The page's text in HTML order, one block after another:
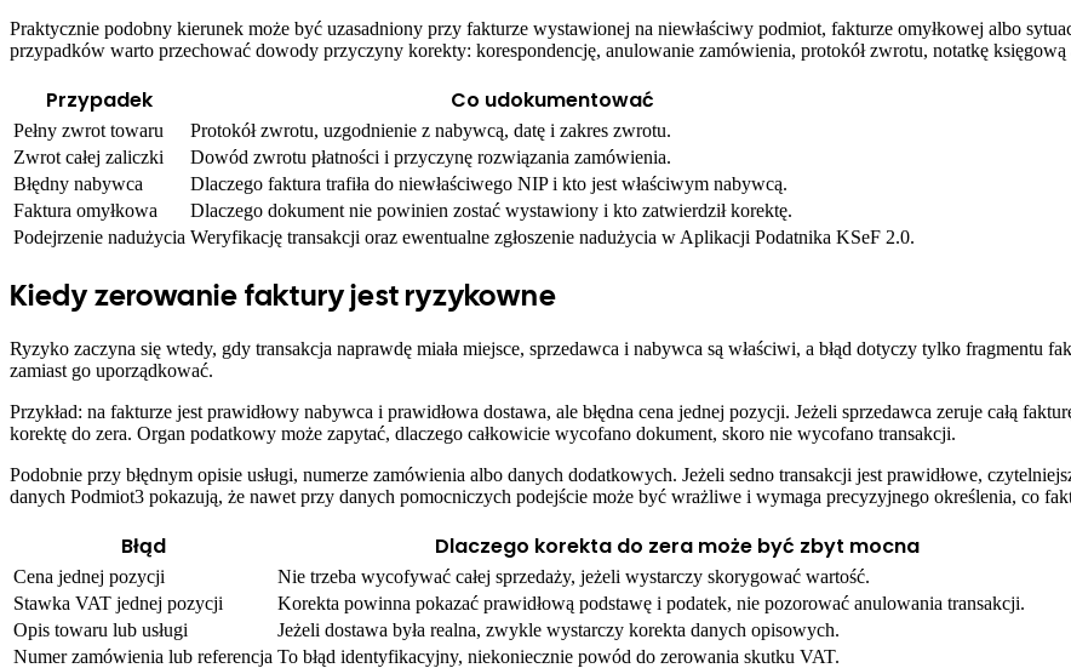
Praktycznie podobny kierunek może być uzasadniony przy fakturze wystawionej na niewłaściwy podmiot, fakturze omyłkowej albo
przypadków warto przechować dowody przyczyny korekty: korespondencję, anulowanie zamówienia, protokół zwrotu, notatkę
Przypadek Co udokumentować
Pełny zwrot towaru
Protokół zwrotu, uzgodnienie z nabywcą, datę i zakres zwrotu.
Zwrot całej zaliczki
Dowód zwrotu płatności i przyczynę rozwiązania zamówienia.
Błędny nabywca
Dlaczego faktura trafiła do niewłaściwego NIP i kto jest właściwym nabywcą.
Faktura omyłkowa
Dlaczego dokument nie powinien zostać wystawiony i kto zatwierdził korektę.
Podejrzenie nadużycia Weryfikację transakcji oraz ewentualne zgłoszenie nadużycia w Aplikacji Podatnika KSeF 2.0.
Kiedy zerowanie faktury jest ryzykowne
Ryzyko zaczyna się wtedy, gdy transakcja naprawdę miała miejsce, sprzedawca i nabywca są właściwi, a błąd dotyczy tylko fragmentu
zamiast go uporządkować.
Przykład: na fakturze jest prawidłowy nabywca i prawidłowa dostawa, ale błędna cena jednej pozycji. Jeżeli sprzedawca zeruje całą
korektę do zera. Organ podatkowy może zapytać, dlaczego całkowicie wycofano dokument, skoro nie wycofano transakcji.
Podobnie przy błędnym opisie usługi, numerze zamówienia albo danych dodatkowych. Jeżeli sedno transakcji jest prawidłowe,
danych Podmiot3 pokazują, że nawet przy danych pomocniczych podejście może być wrażliwe i wymaga precyzyjnego określenia, co
Błąd Dlaczego korekta do zera może być zbyt mocna
Cena jednej pozycji
Nie trzeba wycofywać całej sprzedaży, jeżeli wystarczy skorygować wartość.
Stawka VAT jednej pozycji
Korekta powinna pokazać prawidłową podstawę i podatek, nie pozorować anulowania transakcji.
Opis towaru lub usługi
Jeżeli dostawa była realna, zwykle wystarczy korekta danych opisowych.
Numer zamówienia lub referencja To błąd identyfikacyjny, niekoniecznie powód do zerowania skutku VAT.